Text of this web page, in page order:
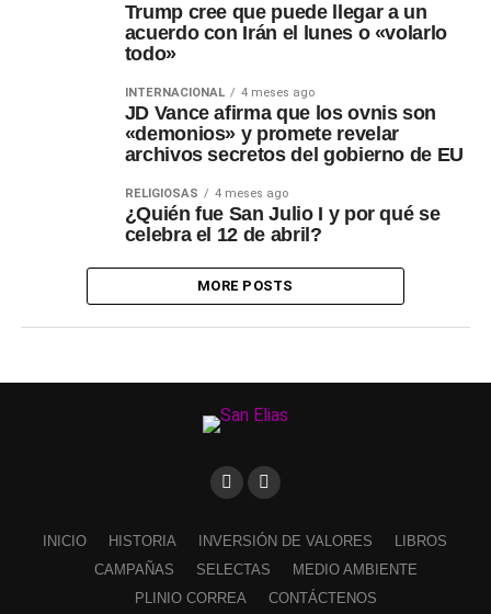
Trump cree que puede llegar a un
acuerdo con Irán el lunes o «volarlo
todo»
INTERNACIONAL 4 meses ago
JD Vance afirma que los ovnis son
«demonios» y promete revelar
archivos secretos del gobierno de EU
RELIGIOSAS 4 meses ago
¿Quién fue San Julio I y por qué se
celebra el 12 de abril?
MORE POSTS
INICIO HISTORIA INVERSIÓN DE VALORES
LIBROS
CAMPAÑAS
SELECTAS
MEDIO AMBIENTE
PLINIO CORREA
CONTÁCTENOS